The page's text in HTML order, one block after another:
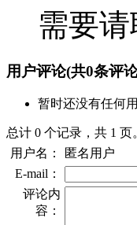
需要请
用户评论(共0条评
暂时还没有任何
总计 0 个记录，共 1 页
用户名：
匿名用户
E-mail：
评论内
容：